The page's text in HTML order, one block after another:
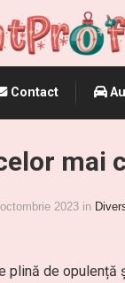
Contact
mai
2023 in
plină de opulență